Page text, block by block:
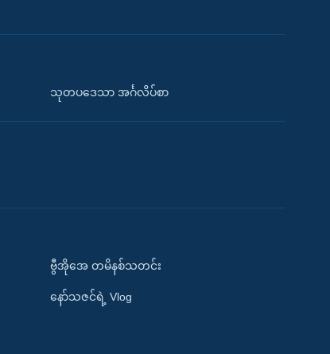
သုတပဒေသာ အင်္ဂလိပ်စာ
ဗွီအိုအေ တမိနစ်သတင်း
နော်သဇင်ရဲ့ Vlog